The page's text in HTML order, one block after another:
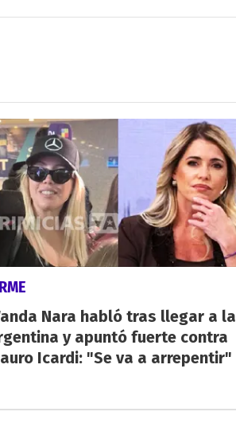
Nara habló tras llegar a la
y apuntó fuerte contra
Icardi: "Se va a arrepentir"